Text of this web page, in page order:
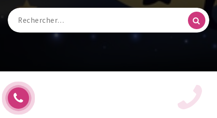
Recherche
pour :